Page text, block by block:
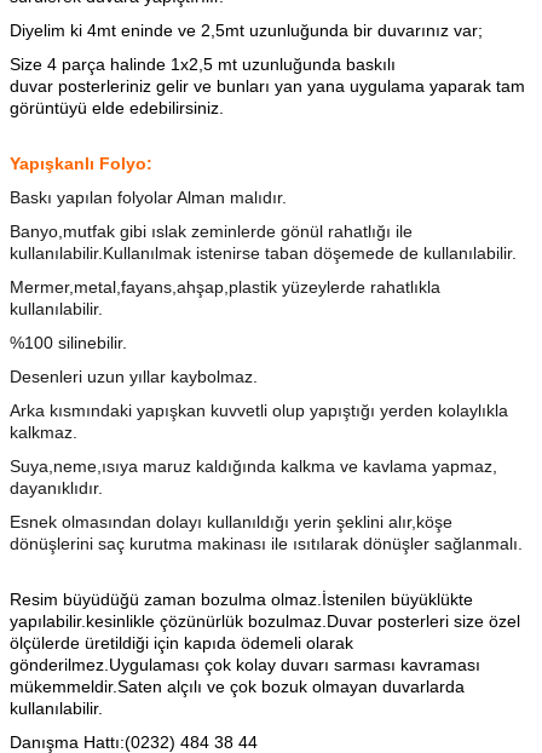
Diyelim ki 4mt eninde ve 2,5mt uzunluğunda bir duvarınız var;
Size 4 parça halinde 1x2,5 mt uzunluğunda baskılı
duvar posterleriniz gelir ve bunları yan yana uygulama yaparak tam
görüntüyü elde edebilirsiniz.
Yapışkanlı Folyo:
Baskı yapılan folyolar Alman malıdır.
Banyo,mutfak gibi ıslak zeminlerde gönül rahatlığı ile
kullanılabilir.Kullanılmak istenirse taban döşemede de kullanılabilir.
Mermer,metal,fayans,ahşap,plastik yüzeylerde rahatlıkla
kullanılabilir.
%100 silinebilir.
Desenleri uzun yıllar kaybolmaz.
Arka kısmındaki yapışkan kuvvetli olup yapıştığı yerden kolaylıkla
kalkmaz.
Suya,neme,ısıya maruz kaldığında kalkma ve kavlama yapmaz,
dayanıklıdır.
Esnek olmasından dolayı kullanıldığı yerin şeklini alır,köşe
dönüşlerini saç kurutma makinası ile ısıtılarak dönüşler sağlanmalı.
Resim büyüdüğü zaman bozulma olmaz.İstenilen büyüklükte
yapılabilir.kesinlikle çözünürlük bozulmaz.Duvar posterleri size özel
ölçülerde üretildiği için kapıda ödemeli olarak
gönderilmez.Uygulaması çok kolay duvarı sarması kavraması
mükemmeldir.Saten alçılı ve çok bozuk olmayan duvarlarda
kullanılabilir.
Danışma Hattı:(0232) 484 38 44